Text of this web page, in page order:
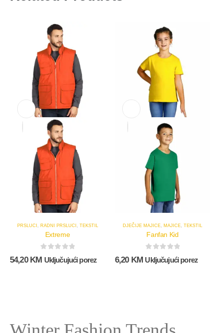
PRSLUCI , RADNI PRSLUCI , TEKSTIL
Extreme
54,20 KM Uključujući porez
DJEČIJE MAJICE, MAJICE, TEKSTIL
Fanfan Kid
6,20 KM Uključujući porez